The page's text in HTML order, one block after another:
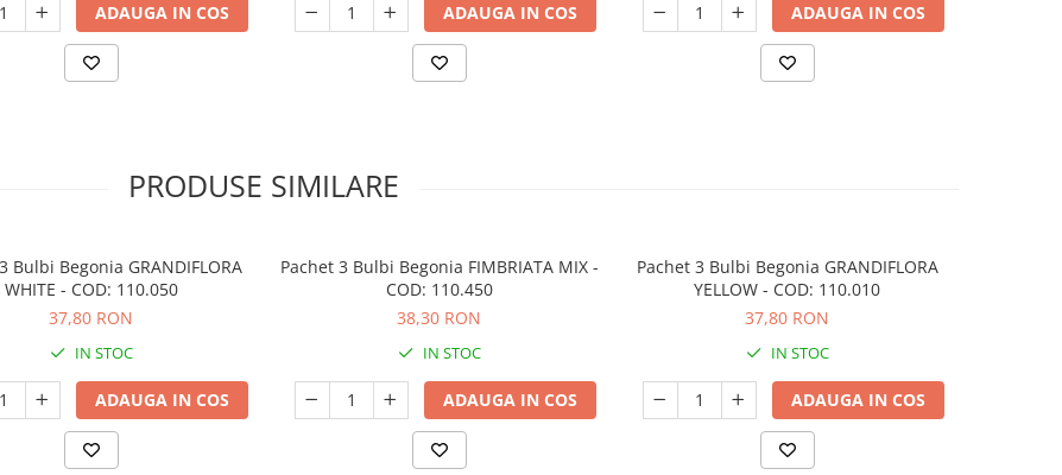
ADAUGA IN COS ADAUGA IN COS ADAUGA IN COS
PRODUSE SIMILARE
Bulbi Begonia GRANDIFLORA
WHITE - COD: 110.050
37,80 RON
IN STOC
ADAUGA IN COS
Pachet 3 Bulbi Begonia FIMBRIATA MIX -
COD: 110.450
38,30 RON
IN STOC
ADAUGA IN COS
Pachet 3 Bulbi Begonia GRANDIFLORA
YELLOW - COD: 110.010
37,80 RON
IN STOC
ADAUGA IN COS